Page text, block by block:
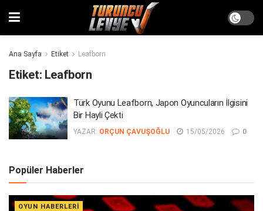
Ana Sayfa Etiket Leafborn
Etiket: Leafborn
Türk Oyunu Leafborn, Japon Oyuncuların İlgisini
Bir Hayli Çekti
YAZAR: ORÇUN ÇAVUŞOĞLU 15/05/2026 0
Popüler Haberler
OYUN HABERLERI